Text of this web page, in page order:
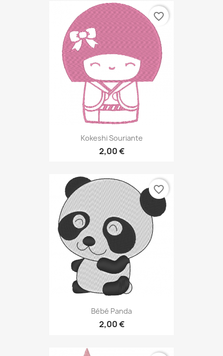
Kokeshi Souriante
2,00 €
favorite_border
Bébé Panda
2,00 €
favorite_border